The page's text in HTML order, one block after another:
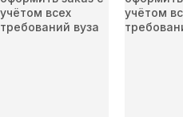
учётом всех
требований вуза
учётом